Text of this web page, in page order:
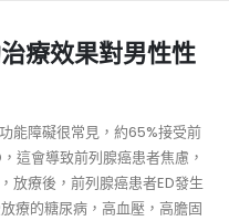
療效果對男性性
能障礙很常見，約65%接受前
這會導致前列腺癌患者焦慮，
放療後，前列腺癌患者ED發生
療的糖尿病，高血壓，高膽固